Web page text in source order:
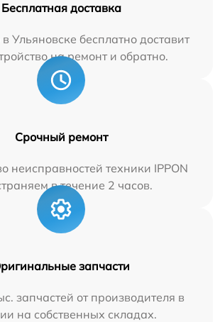
Бесплатная доставка
Ульяновске бесплатно доставит
на ремонт и обратно.
Срочный ремонт
неисправностей техники IPPON
в течение 2 часов.
запчасти
запчастей от производителя в
на собственных складах.